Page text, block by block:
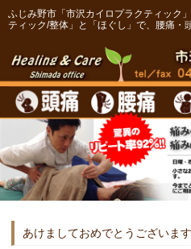
ふじみ野市「市沢カイロプラクティック
ティック/整体」と「ほぐし」で、腰痛・
あけましておめでとうございます